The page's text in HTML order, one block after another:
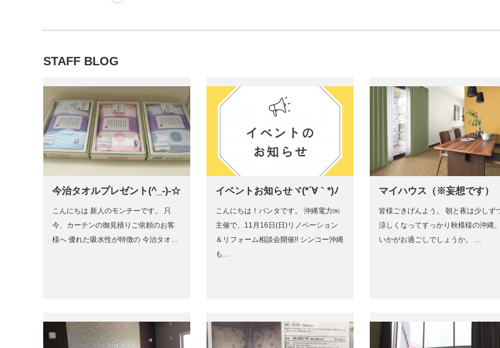
STAFF BLOG
今治タオルプレゼント(^_-)-☆
こんにちは 新人のモンチーです。 只
今、カーテンの御見積りご依頼のお客
様へ 優れた吸水性が特徴の 今治タオ…
イベントお知らせヾ(*´∀｀*)ﾉ
こんにちは！パンタです。 沖縄電力㈱
主催で、11月16日(日)リノベーション
＆リフォーム相談会開催!! シンコー沖縄
も…
マイハウス（※妄想です）
皆様ごきげんよう。 朝と夜は少しず
涼しくなってすっかり秋模様の沖縄、
いかがお過ごしでしょうか。 …